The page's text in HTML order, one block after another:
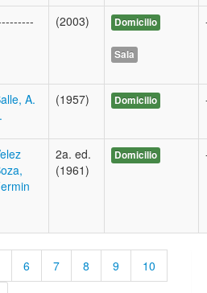
(2003) Domicilio
Sala
A.
(1957) Domicilio
2a. ed.
(1961)
Domicilio
6 7 8 9
10